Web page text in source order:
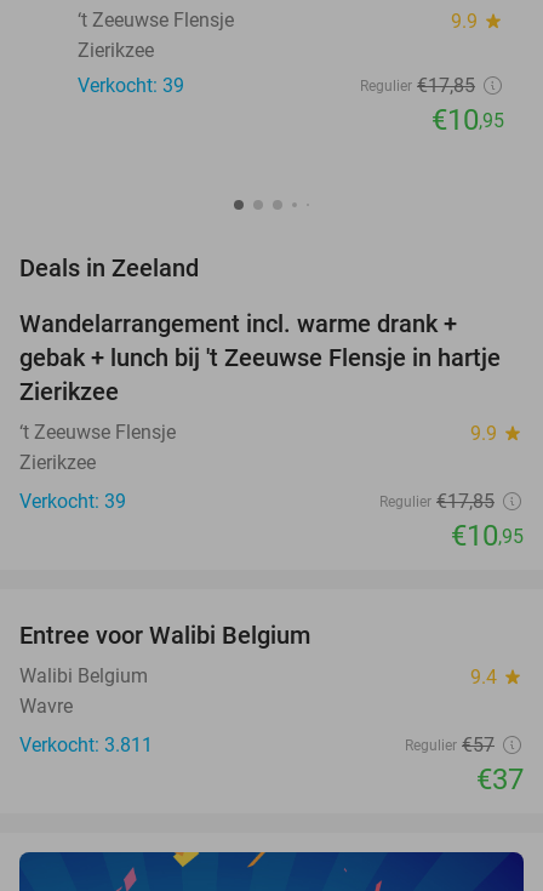
‘t Zeeuwse Flensje
9.9 star
Zierikzee
Verkocht: 39
Regulier €17,85
€10,95
Deals in Zeeland
TODAY
Wandelarrangement incl. warme drank +
gebak + lunch bij 't Zeeuwse Flensje in hartje
Zierikzee
‘t Zeeuwse Flensje 9.9 star
Zierikzee
Verkocht: 39
Regulier €17,85
€10,95
Entree voor Walibi Belgium
Walibi Belgium 9.4 star
Wavre
Verkocht: 3.811
Regulier €57
€37